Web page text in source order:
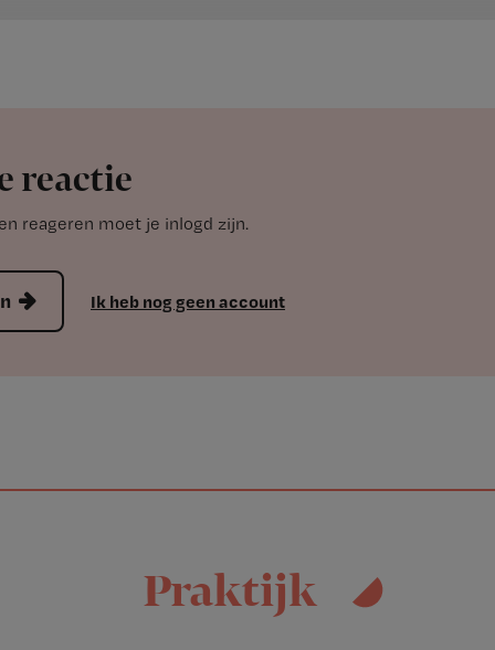
reactie
reageren moet je inlogd zijn.
Ik heb nog geen account
Praktijk